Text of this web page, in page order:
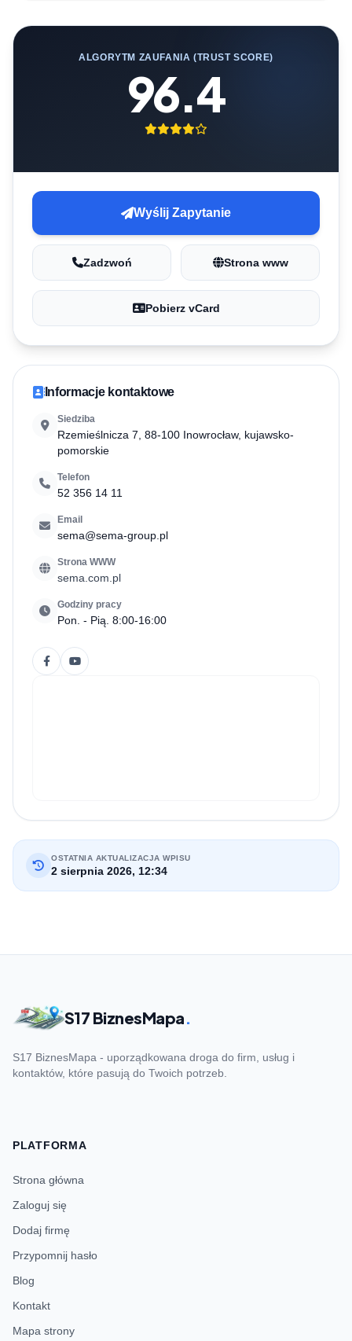
ALGORYTM ZAUFANIA (TRUST SCORE)
96.4
Wyślij Zapytanie
Zadzwoń Strona www
Pobierz vCard
Informacje kontaktowe
Siedziba
Rzemieślnicza 7, 88-100 Inowrocław, kujawsko-
pomorskie
Telefon
52 356 14 11
Email
sema@sema-group.pl
Strona WWW
sema.com.pl
Godziny pracy
Pon. - Pią. 8:00-16:00
OSTATNIA AKTUALIZACJA WPISU
2 sierpnia 2026, 12:34
S17 BiznesMapa.
S17 BiznesMapa - uporządkowana droga do firm, usług i
kontaktów, które pasują do Twoich potrzeb.
PLATFORMA
Strona główna
Zaloguj się
Dodaj firmę
Przypomnij hasło
Blog
Kontakt
Mapa strony